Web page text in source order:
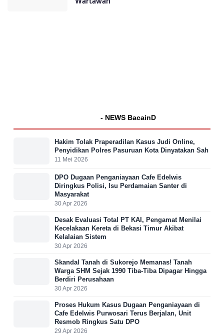
- NEWS BacainD
Hakim Tolak Praperadilan Kasus Judi Online,
Penyidikan Polres Pasuruan Kota Dinyatakan Sah
11 Mei 2026
DPO Dugaan Penganiayaan Cafe Edelwis
Diringkus Polisi, Isu Perdamaian Santer di
Masyarakat
30 Apr 2026
Desak Evaluasi Total PT KAI, Pengamat Menilai
Kecelakaan Kereta di Bekasi Timur Akibat
Kelalaian Sistem
30 Apr 2026
Skandal Tanah di Sukorejo Memanas! Tanah
Warga SHM Sejak 1990 Tiba-Tiba Dipagar Hingga
Berdiri Perusahaan
30 Apr 2026
Proses Hukum Kasus Dugaan Penganiayaan di
Cafe Edelwis Purwosari Terus Berjalan, Unit
Resmob Ringkus Satu DPO
29 Apr 2026